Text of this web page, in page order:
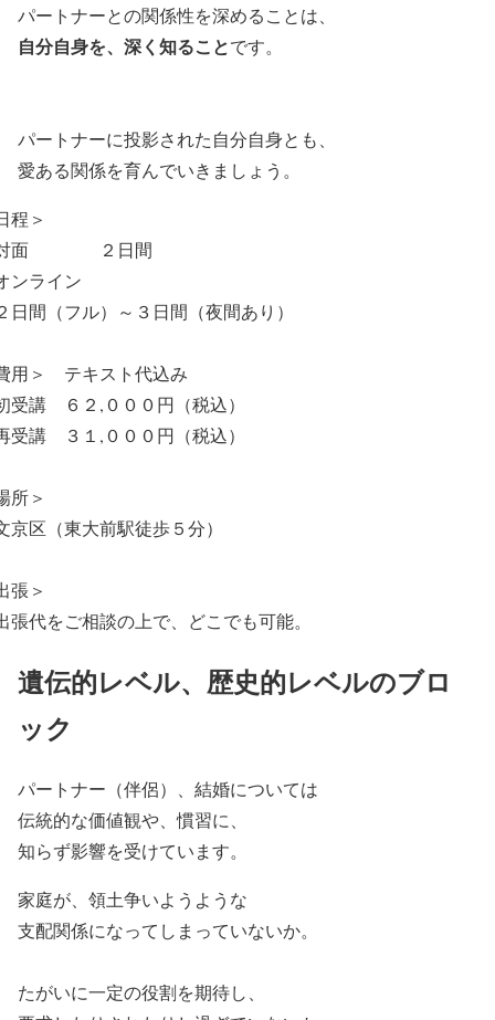
パートナーとの関係性を深めることは、
自分自身を、深く知ることです。
パートナーに投影された自分自身とも、
愛ある関係を育んでいきましょう。
程＞
面 ２日間
ンライン
間（フル）～３日間（夜間あり）
用＞ テキスト代込み
受講 ６２,０００円（税込）
受講 ３１,０００円（税込）
所＞
京区（東大前駅徒歩５分）
張＞
張代をご相談の上で、どこでも可能。
遺伝的レベル、歴史的レベルのブロ
ック
パートナー（伴侶）、結婚については
伝統的な価値観や、慣習に、
知らず影響を受けています。
家庭が、領土争いようような
支配関係になってしまっていないか。
たがいに一定の役割を期待し、